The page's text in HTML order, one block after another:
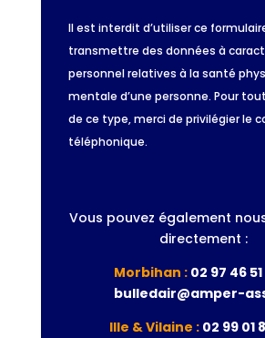
Il est interdit d’utiliser ce
transmettre des données à
personnel relatives à la santé
mentale d’une personne. Pour
de ce type, merci de privilégier le
téléphonique.
Vous pouvez également
directement :
Morbihan : 02 97 46
bulledair@amper-
Ille & Vilaine : 02 99 01